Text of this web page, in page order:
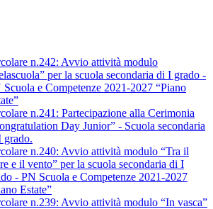
n.242: Avvio attività modulo
per la scuola secondaria di I grado -
Scuola e Competenze 2021-2027 “Piano
n.241: Partecipazione alla Cerimonia
Day Junior” - Scuola secondaria
grado.
n.240: Avvio attività modulo “Tra il
e il vento” per la scuola secondaria di I
- PN Scuola e Competenze 2021-2027
Estate”
n.239: Avvio attività modulo “In vasca”